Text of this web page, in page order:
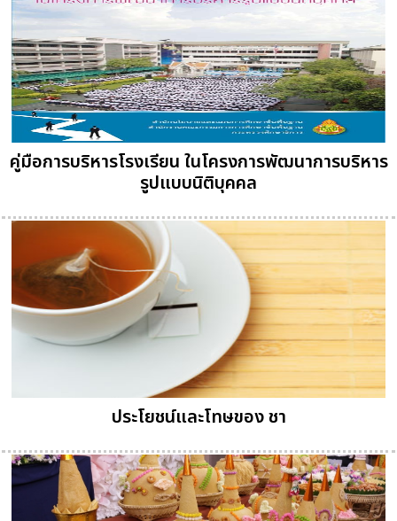
คู่มือการบริหารโรงเรียน ในโครงการพัฒนาการบริหาร
รูปแบบนิติบุคคล
ประโยชน์และโทษของ ชา